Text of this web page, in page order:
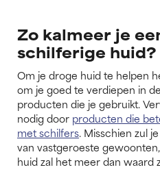
Zo kalmeer je
schilferige huid?
Om je droge huid te helpen
om je goed te verdiepen in
producten die je gebruikt.
nodig door producten die
met schilfers. Misschien zul
van vastgeroeste
huid zal het meer dan waard